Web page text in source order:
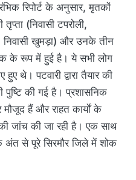
रिपोर्ट के अनुसार, मृतकों
(निवासी टपरोली,
निवासी खुमड़ा) और उनके तीन
के रूप में हुई है। ये सभी लोग
थे। पटवारी द्वारा तैयार की
पुष्टि की गई है। प्रशासनिक
हैं और राहत कार्यों के
जांच की जा रही है। एक साथ
अंत से पूरे सिरमौर जिले में शोक